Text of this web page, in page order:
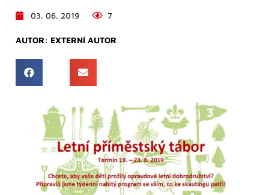
03. 06. 2019 7
AUTOR: EXTERNÍ AUTOR